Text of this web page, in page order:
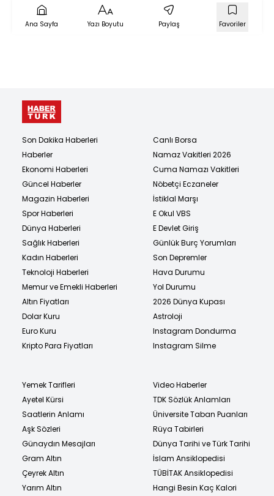
Ana Sayfa Yazı Boyutu Paylaş Favoriler
Son Dakika Haberleri
Haberler
Ekonomi Haberleri
Güncel Haberler
Magazin Haberleri
Spor Haberleri
Dünya Haberleri
Sağlık Haberleri
Kadın Haberleri
Teknoloji Haberleri
Memur ve Emekli Haberleri
Altın Fiyatları
Dolar Kuru
Euro Kuru
Kripto Para Fiyatları
Canlı Borsa
Namaz Vakitleri 2026
Cuma Namazı Vakitleri
Nöbetçi Eczaneler
İstiklal Marşı
E Okul VBS
E Devlet Giriş
Günlük Burç Yorumları
Son Depremler
Hava Durumu
Yol Durumu
2026 Dünya Kupası
Astroloji
Instagram Dondurma
Instagram Silme
Yemek Tarifleri
Ayetel Kürsi
Saatlerin Anlamı
Aşk Sözleri
Günaydın Mesajları
Gram Altın
Çeyrek Altın
Yarım Altın
Video Haberler
TDK Sözlük Anlamları
Üniversite Taban Puanları
Rüya Tabirleri
Dünya Tarihi ve Türk Tarihi
İslam Ansiklopedisi
TÜBİTAK Ansiklopedisi
Hangi Besin Kaç Kalori